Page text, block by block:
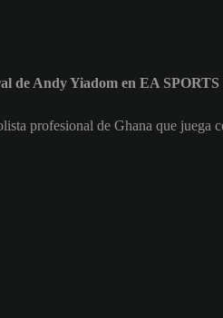
de Andy Yiadom en EA
profesional de Ghana que